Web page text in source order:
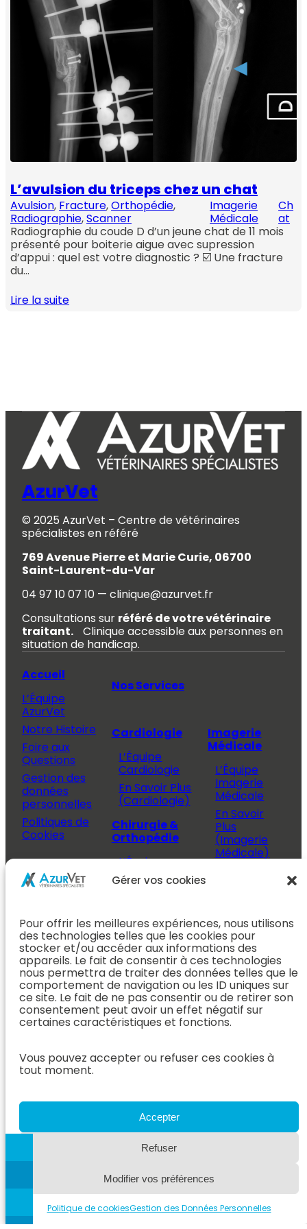
Gérer vos cookies
Pour offrir les meilleures expériences, nous utilisons
des technologies telles que les cookies pour
stocker et/ou accéder aux informations des
appareils. Le fait de consentir à ces technologies
nous permettra de traiter des données telles que le
comportement de navigation ou les ID uniques sur
ce site. Le fait de ne pas consentir ou de retirer son
consentement peut avoir un effet négatif sur
certaines caractéristiques et fonctions.
Vous pouvez accepter ou refuser ces cookies à
tout moment.
Accepter
Refuser
Modifier vos préférences
Politique de cookiesGestion des Données Personnelles
L’avulsion du triceps chez un chat
Avulsion, Fracture, Orthopédie,
Radiographie, Scanner
Imagerie
Médicale
Ch
at
Radiographie du coude D d’un jeune chat de 11 mois
présenté pour boiterie aigue avec supression
d’appui : quel est votre diagnostic ? ☑️ Une fracture
du…
Lire la suite
AzurVet
© 2025 AzurVet – Centre de vétérinaires
spécialistes en référé
769 Avenue Pierre et Marie Curie, 06700
Saint-Laurent-du-Var
04 97 10 07 10 — clinique@azurvet.fr
Consultations sur référé de votre vétérinaire
traitant. Clinique accessible aux personnes en
situation de handicap.
Accueil
L’Équipe
AzurVet
Notre Histoire
Foire aux
Questions
Gestion des
données
personnelles
Politiques de
Cookies
Propriétaire
Prendre
rendez-vous
Après mon
rendez-vous
Espace
Vétérinaire
cas
Nous rejoindre
AzurVet
Nos Services
Cardiologie
L’Équipe
Cardiologie
En Savoir Plus
(Cardiologie)
Chirurgie &
Orthopédie
L’Équipe
Chirurgie &
Orthopédie
(Chirurgie &
Orthopédie)
Dentisterie &
ORL
L’Équipe
Dentisterie &
ORL
(Dentisterie &
ORL)
L’Équipe
Hospitalisation
En Savoir Plus
(Hospitalisation)
Imagerie
Médicale
L’Équipe
Imagerie
Médicale
En Savoir
Plus
(Imagerie
Médicale)
Médecine
Interne
En Savoir
Plus
(Médecine
Interne)
Neurologie
Neurologie
(Neurologie)
Plus
(Oncologie)